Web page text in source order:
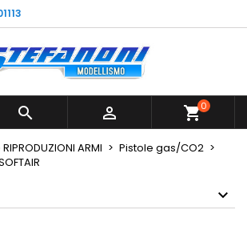
  shopping_cart0
ARMI
Pistole gas/CO2
di desideri ×
lista
×
((modalDeleteText))
dei desideri ×
Annulla Crea lista dei desideri
×
l'accesso per salvare dei